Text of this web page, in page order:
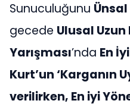
Sunuculuğunu
gecede Ulusal Uzun
Yarışması’nda En
Kurt’un ‘Karganın
verilirken, En iyi